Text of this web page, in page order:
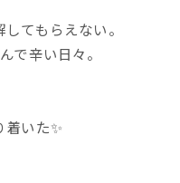
てもらえない。
で辛い日々。
着いた✨️